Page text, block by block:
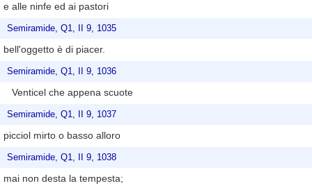
e alle ninfe ed ai pastori
Semiramide, Q1, II 9, 1035
bell'oggetto è di piacer.
Semiramide, Q1, II 9, 1036
Venticel che appena scuote
Semiramide, Q1, II 9, 1037
picciol mirto o basso alloro
Semiramide, Q1, II 9, 1038
mai non desta la tempesta;